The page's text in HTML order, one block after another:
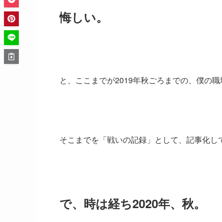
悔しい。
と、ここまでが2019年秋ごろまでの、僕の職
そこまでを「戦いの記録」として、記事化し
で、時は経ち2020年、秋。